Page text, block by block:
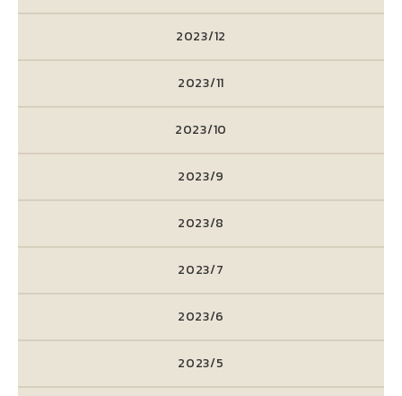
2023/12
2023/11
2023/10
2023/9
2023/8
2023/7
2023/6
2023/5